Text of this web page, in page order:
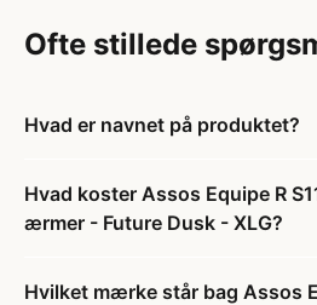
Ofte stillede
Hvad er navnet på produktet?
Hvad koster Assos Equipe R
ærmer - Future Dusk - XLG?
Hvilket mærke står bag Assos